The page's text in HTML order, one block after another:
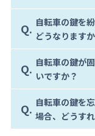
Q. 自転車の鍵を
どうなります
Q. 自転車の鍵が
いですか？
Q. 自転車の鍵を
場合、どうす